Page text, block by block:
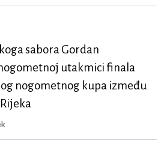
sabora Gordan
utakmici finala
nogometnog kupa između